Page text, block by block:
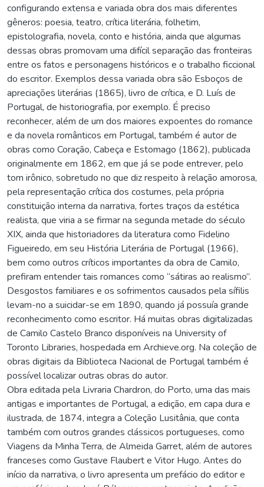
configurando extensa e variada obra dos mais diferentes
gêneros: poesia, teatro, crítica literária, folhetim,
epistolografia, novela, conto e história, ainda que algumas
dessas obras promovam uma difícil separação das fronteiras
entre os fatos e personagens históricos e o trabalho ficcional
do escritor. Exemplos dessa variada obra são Esboços de
apreciações literárias (1865), livro de crítica, e D. Luís de
Portugal, de historiografia, por exemplo. É preciso
reconhecer, além de um dos maiores expoentes do romance
e da novela românticos em Portugal, também é autor de
obras como Coração, Cabeça e Estomago (1862), publicada
originalmente em 1862, em que já se pode entrever, pelo
tom irônico, sobretudo no que diz respeito à relação amorosa,
pela representação crítica dos costumes, pela própria
constituição interna da narrativa, fortes traços da estética
realista, que viria a se firmar na segunda metade do século
XIX, ainda que historiadores da literatura como Fidelino
Figueiredo, em seu História Literária de Portugal (1966),
bem como outros críticos importantes da obra de Camilo,
prefiram entender tais romances como “sátiras ao realismo”.
Desgostos familiares e os sofrimentos causados pela sífilis
levam-no a suicidar-se em 1890, quando já possuía grande
reconhecimento como escritor. Há muitas obras digitalizadas
de Camilo Castelo Branco disponíveis na University of
Toronto Libraries, hospedada em Archieve.org. Na coleção de
obras digitais da Biblioteca Nacional de Portugal também é
possível localizar outras obras do autor.
Obra editada pela Livraria Chardron, do Porto, uma das mais
antigas e importantes de Portugal, a edição, em capa dura e
ilustrada, de 1874, integra a Coleção Lusitânia, que conta
também com outros grandes clássicos portugueses, como
Viagens da Minha Terra, de Almeida Garret, além de autores
franceses como Gustave Flaubert e Vitor Hugo. Antes do
início da narrativa, o livro apresenta um prefácio do editor e